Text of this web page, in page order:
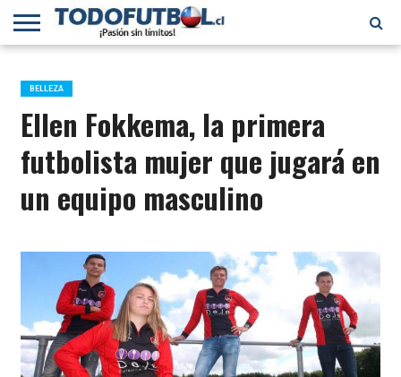
PRIMERA
B
SELECCIÓN
CHILENA
CHILENOS
EN EL
MUNDO
FÚTBOL
INTERNACIONAL
BELLEZA
Ellen Fokkema, la primera
futbolista mujer que jugará en
un equipo masculino